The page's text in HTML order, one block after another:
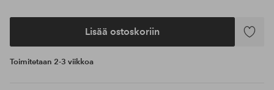
Lisää ostoskoriin
Lisää
Toimitetaan 2-3 viikkoa